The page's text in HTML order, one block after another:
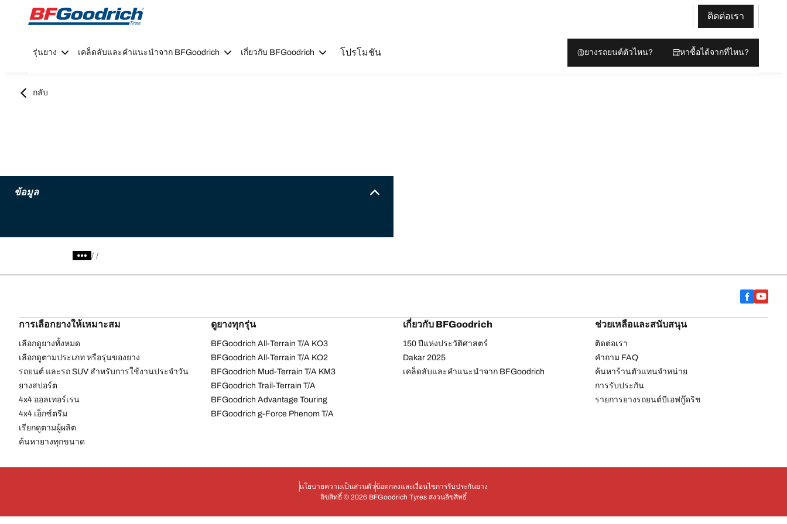
Go to page content
Go to page navigation
ติดต่อเรา
รุ่นยาง เคล็ดลับและคำแนะนำจาก BFGoodrich เกี่ยวกับ BFGoodrich โปรโมชัน ยางรถยนต์ตัวไหน? หาซื้อได้จากที่ไหน?
กลับ
ข้อมูล
/
การเลือกยางให้เหมาะสม
เลือกดูยางทั้งหมด
เลือกดูตามประเภท หรือรุ่นของยาง
รถยนต์ และรถ SUV สำหรับการใช้งานประจำวัน
ยางสปอร์ต
4x4 ออลเทอร์เรน​
4x4 เอ็กซ์ตรีม​
เรียกดูตามผู้ผลิต
ค้นหายางทุกขนาด
ดูยางทุกรุ่น
BFGoodrich All-Terrain T/A KO3
BFGoodrich All-Terrain T/A KO2
BFGoodrich Mud-Terrain T/A KM3
BFGoodrich Trail-Terrain T/A
BFGoodrich Advantage Touring
BFGoodrich g-Force Phenom T/A
เกี่ยวกับ BFGoodrich
150 ปีแห่งประวัติศาสตร์
Dakar 2025
เคล็ดลับและคำแนะนำจาก BFGoodrich
ช่วยเหลือและสนับสนุน
ติดต่อเรา
คำถาม FAQ
ค้นหาร้านตัวแทนจำหน่าย
การรับประกัน
รายการยางรถยนต์บีเอฟกู๊ดริช
นโยบายความเป็นส่วนตัวข้อตกลงและเงื่อนไขการรับประกันยาง
ลิขสิทธิ์ © 2026 BFGoodrich Tyres สงวนลิขสิทธิ์